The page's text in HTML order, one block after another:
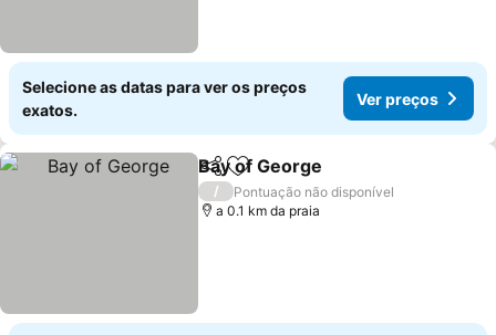
Selecione as datas para ver os preços
exatos.
Ver preços
PartilharAdicionar aos favoritos
Bay of George
/
Pontuação não disponível
a 0.1 km da praia